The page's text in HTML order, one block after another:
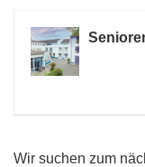
Wir suchen zum